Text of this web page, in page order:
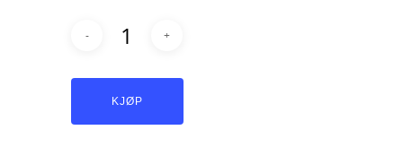
KJØP